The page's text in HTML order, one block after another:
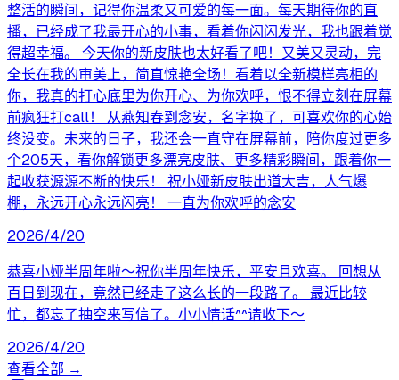
整活的瞬间，记得你温柔又可爱的每一面。每天期待你的直
播，已经成了我最开心的小事，看着你闪闪发光，我也跟着觉
得超幸福。 今天你的新皮肤也太好看了吧！又美又灵动，完
全长在我的审美上，简直惊艳全场！看着以全新模样亮相的
你，我真的打心底里为你开心、为你欢呼，恨不得立刻在屏幕
前疯狂打call！ 从燕知春到念安，名字换了，可喜欢你的心始
终没变。未来的日子，我还会一直守在屏幕前，陪你度过更多
个205天，看你解锁更多漂亮皮肤、更多精彩瞬间，跟着你一
起收获源源不断的快乐！ 祝小娅新皮肤出道大吉，人气爆
棚，永远开心永远闪亮！ 一直为你欢呼的念安
2026/4/20
恭喜小娅半周年啦～祝你半周年快乐，平安且欢喜。 回想从
百日到现在，竟然已经走了这么长的一段路了。 最近比较
忙，都忘了抽空来写信了。小小情话^^请收下～
2026/4/20
查看全部 →